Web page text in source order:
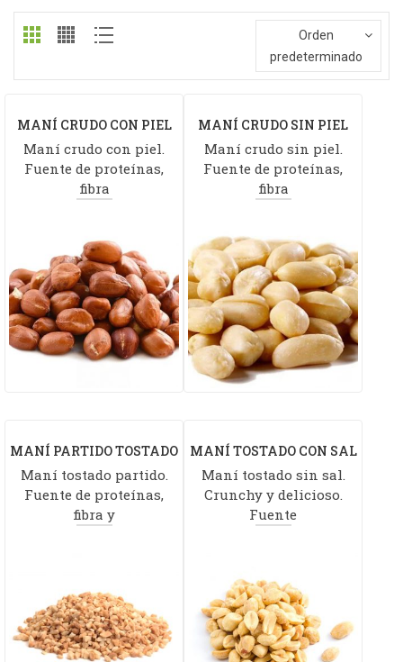
Orden
predeterminado
MANÍ CRUDO CON PIEL
Maní crudo con piel.
Fuente de proteínas,
fibra
MANÍ CRUDO SIN PIEL
Maní crudo sin piel.
Fuente de proteínas,
fibra
MANÍ PARTIDO TOSTADO
SIN SAL
Maní tostado partido.
Fuente de proteínas,
fibra y
MANÍ TOSTADO CON SAL
Maní tostado sin sal.
Crunchy y delicioso.
Fuente